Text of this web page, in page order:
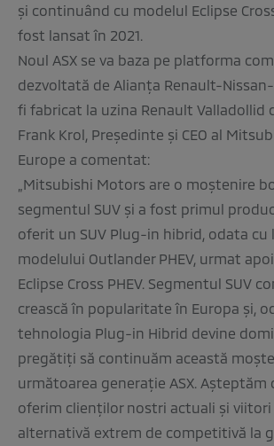
și continuând cu modelul Eclipse
fost lansat în 2021.
Noul ASX se va baza pe platforma
dezvoltată de Alianța Renault-
fi fabricat la uzina Renault Valladollid
Frank Krol, Președinte și CEO al
Europe a comentat:
„Mitsubishi Motors are o moștenire
segmentul SUV și a fost primul
oferit un SUV Plug-in hibrid, odata cu
modelului Outlander PHEV, urmat
Eclipse Cross PHEV. Segmentul SUV
crească în popularitate în Europa și,
tehnologia Plug-in Hibrid devine
pregătiți să continuăm această
următoarea generație ASX. Așteptăm
oferim clienților nostri actuali și viitori
alternativă extrem de competitivă la